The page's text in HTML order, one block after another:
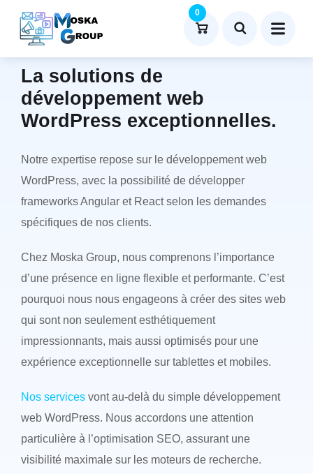
0
MOSKA GROUP : EXPERTS EN
DÉVELOPPEMENT WEB
La solutions de
développement web
WordPress exceptionnelles.
Notre expertise repose sur le développement web
WordPress, avec la possibilité de développer
frameworks Angular et React selon les demandes
spécifiques de nos clients.
Chez Moska Group, nous comprenons l’importance
d’une présence en ligne flexible et performante. C’est
pourquoi nous nous engageons à créer des sites web
qui sont non seulement esthétiquement
impressionnants, mais aussi optimisés pour une
expérience exceptionnelle sur tablettes et mobiles.
Nos services vont au-delà du simple développement
web WordPress. Nous accordons une attention
particulière à l’optimisation SEO, assurant une
visibilité maximale sur les moteurs de recherche.